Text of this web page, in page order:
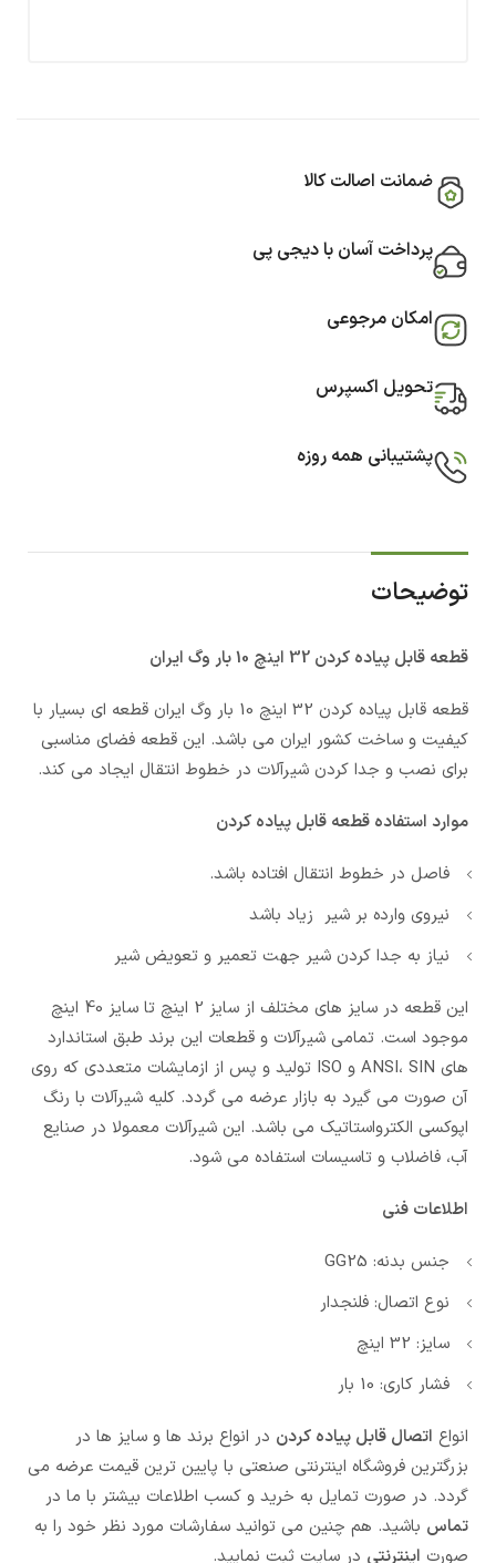
ضمانت اصالت کالا
پرداخت آسان با دیجی پی
امکان مرجوعی
تحویل اکسپرس
پشتیبانی همه روزه
توضیحات
قطعه قابل پیاده کردن 32 اینچ 10 بار وگ ایران
قطعه قابل پیاده کردن 32 اینچ 10 بار وگ ایران قطعه ای بسیار با
کیفیت و ساخت کشور ایران می باشد. این قطعه فضای مناسبی
برای نصب و جدا کردن شیرآلات در خطوط انتقال ایجاد می کند.
موارد استفاده قطعه قابل پیاده کردن
فاصل در خطوط انتقال افتاده باشد.
نیروی وارده بر شیر زیاد باشد
نیاز به جدا کردن شیر جهت تعمیر و تعویض شیر
این قطعه در سایز های مختلف از سایز 2 اینچ تا سایز 40 اینچ
موجود است. تمامی شیرآلات و قطعات این برند طبق استاندارد
های ANSI، SIN و ISO تولید و پس از ازمایشات متعددی که روی
آن صورت می گیرد به بازار عرضه می گردد. کلیه شیرآلات با رنگ
اپوکسی الکترواستاتیک می باشد. این شیرآلات معمولا در صنایع
آب، فاضلاب و تاسیسات استفاده می شود.
اطلاعات فنی
جنس بدنه: GG25
نوع اتصال: فلنجدار
سایز: 32 اینچ
فشار کاری: 10 بار
انواع اتصال قابل پیاده کردن در انواع برند ها و سایز ها در
بزرگترین فروشگاه اینترنتی صنعتی با پایین ترین قیمت عرضه می
گردد. در صورت تمایل به خرید و کسب اطلاعات بیشتر با ما در
تماس باشید. هم چنین می توانید سفارشات مورد نظر خود را به
صورت اینترنتی در سایت ثبت نمایید.